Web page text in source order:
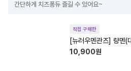
간단하게 치즈퐁듀 즐길 수 있어요~
직접 구매한
[뉴러우멘관즈] 량멘(
10,900원